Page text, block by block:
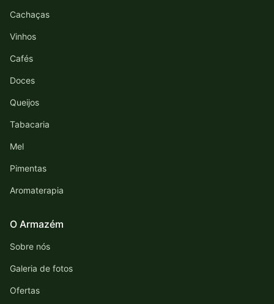
Cachaças
Vinhos
Cafés
Doces
Queijos
Tabacaria
Mel
Pimentas
Aromaterapia
O Armazém
Sobre nós
Galeria de fotos
Ofertas